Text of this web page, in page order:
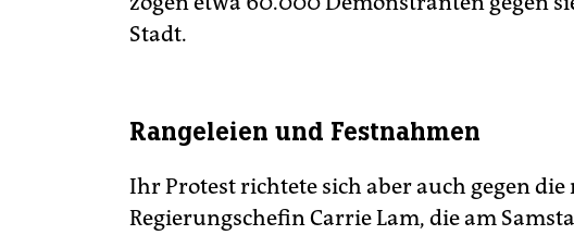
Stadt.
Rangeleien und Festnahmen
Ihr Protest richtete sich aber auch gegen
Regierungschefin Carrie Lam, die am